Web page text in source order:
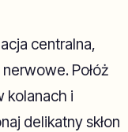
centralna,
Połóż
kolanach i
delikatny skłon